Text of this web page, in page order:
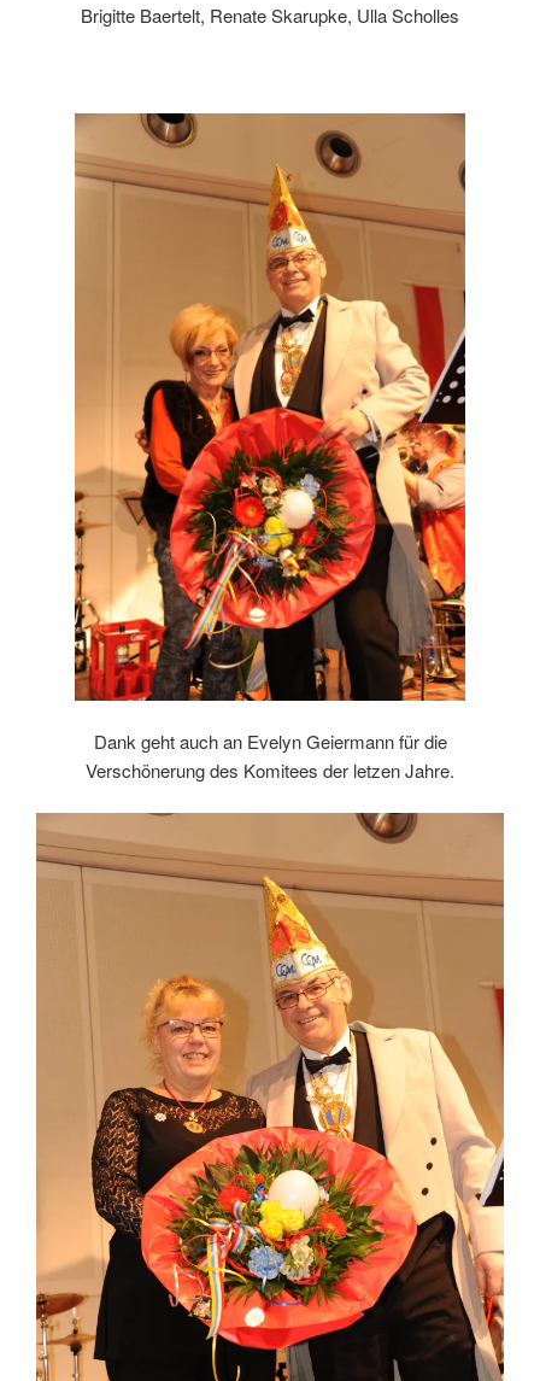
Brigitte Baertelt, Renate Skarupke, Ulla Scholles
Dank geht auch an Evelyn Geiermann für die
Verschönerung des Komitees der letzen Jahre.